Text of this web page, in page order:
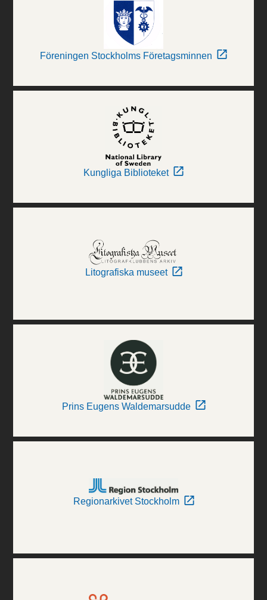
Föreningen Stockholms Företagsminnen
Kungliga Biblioteket
Litografiska museet
Prins Eugens Waldemarsudde
Regionarkivet Stockholm